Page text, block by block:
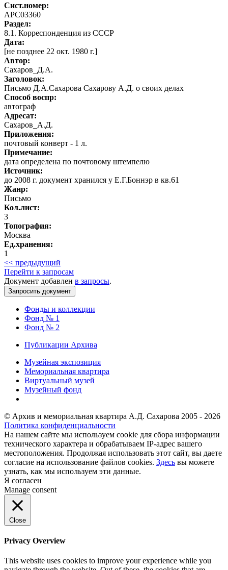
Сист.номер:
АРС03360
Раздел:
8.1. Корреспонденция из СССР
Дата:
[не позднее 22 окт. 1980 г.]
Автор:
Сахаров_Д.А.
Заголовок:
Письмо Д.А.Сахарова Сахарову А.Д. о своих делах
Способ воспр:
автограф
Адресат:
Сахаров_А.Д.
Приложения:
почтовый конверт - 1 л.
Примечание:
дата определена по почтовому штемпелю
Источник:
до 2008 г. документ хранился у Е.Г.Боннэр в кв.61
Жанр:
Письмо
Кол.лист:
3
Топография:
Москва
Ед.хранения:
1
<< предыдущий
Перейти к запросам
Документ добавлен в запросы.
Фонды и коллекции
Фонд № 1
Фонд № 2
Публикации Архива
Музейная экспозиция
Мемориальная квартира
Виртуальный музей
Музейный фонд
© Архив и мемориальная квартира А.Д. Сахарова 2005 - 2026
Политика конфиденциальности
На нашем сайте мы используем cookie для сбора информации
технического характера и обрабатываем IP-адрес вашего
местоположения. Продолжая использовать этот сайт, вы даете
согласие на использование файлов cookies. Здесь вы можете
узнать, как мы используем эти данные.
Я согласен
Manage consent
Close
Privacy Overview
This website uses cookies to improve your experience while you